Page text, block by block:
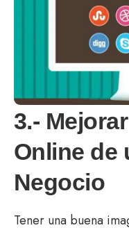
3.-
Online de
Negocio
Tener una buena